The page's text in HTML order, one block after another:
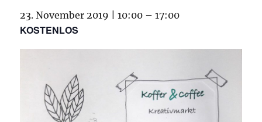
23. November 2019 | 10:00 –17:00
KOSTENLOS